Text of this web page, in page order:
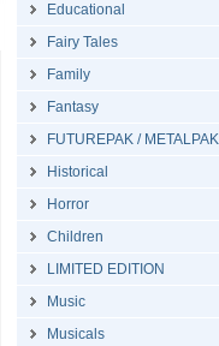
Educational
Fairy Tales
Family
Fantasy
FUTUREPAK / METALPAK
Historical
Horror
Children
LIMITED EDITION
Music
Musicals